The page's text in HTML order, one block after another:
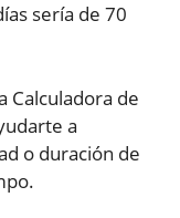
sería de 70
Calculadora de
a
o duración de